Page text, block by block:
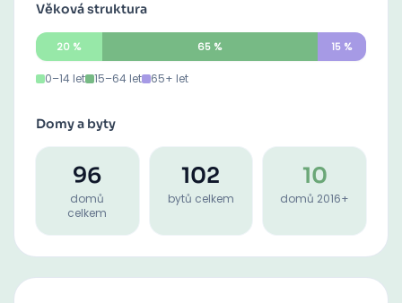
Věková struktura
20 % 65 % 15 %
0–14 let 15–64 let 65+ let
Domy a byty
96
domů
celkem
102
bytů celkem
10
domů 2016+